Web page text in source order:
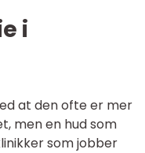
i
at den ofte er mer
men en hud som
som jobber